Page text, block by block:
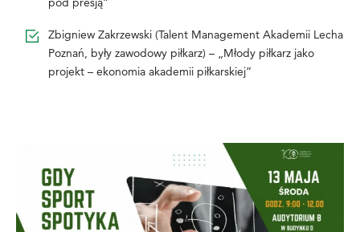
Zbigniew Zakrzewski (Talent Management Akademii Lecha
Poznań, były zawodowy piłkarz) – „Młody piłkarz jako
projekt – ekonomia akademii piłkarskiej”